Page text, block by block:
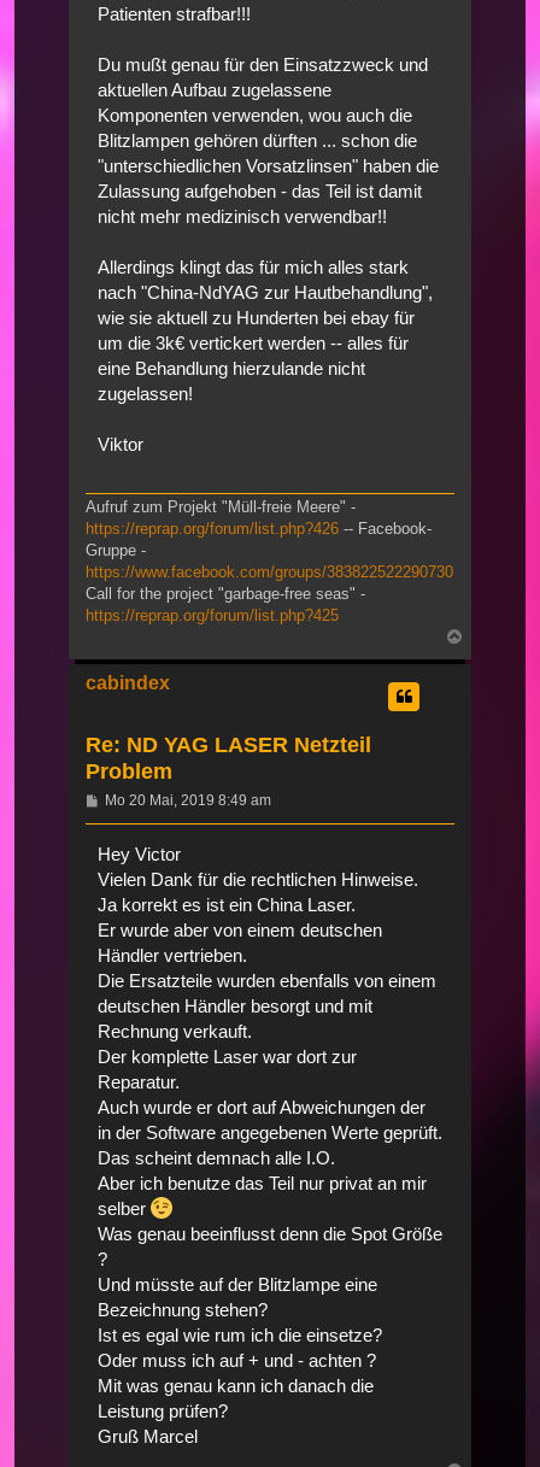
Patienten strafbar!!!
Du mußt genau für den Einsatzzweck und
aktuellen Aufbau zugelassene
Komponenten verwenden, wou auch die
Blitzlampen gehören dürften ... schon die
"unterschiedlichen Vorsatzlinsen" haben die
Zulassung aufgehoben - das Teil ist damit
nicht mehr medizinisch verwendbar!!
Allerdings klingt das für mich alles stark
nach "China-NdYAG zur Hautbehandlung",
wie sie aktuell zu Hunderten bei ebay für
um die 3k€ vertickert werden -- alles für
eine Behandlung hierzulande nicht
zugelassen!
Viktor
Aufruf zum Projekt "Müll-freie Meere" -
https://reprap.org/forum/list.php?426 -- Facebook-
Gruppe -
https://www.facebook.com/groups/383822522290730
Call for the project "garbage-free seas" -
https://reprap.org/forum/list.php?425
oben
cabindex
Re: ND YAG LASER Netzteil
Problem
Beitrag
Mo 20 Mai, 2019 8:49 am
Hey Victor
Vielen Dank für die rechtlichen Hinweise.
Ja korrekt es ist ein China Laser.
Er wurde aber von einem deutschen
Händler vertrieben.
Die Ersatzteile wurden ebenfalls von einem
deutschen Händler besorgt und mit
Rechnung verkauft.
Der komplette Laser war dort zur
Reparatur.
Auch wurde er dort auf Abweichungen der
in der Software angegebenen Werte geprüft.
Das scheint demnach alle I.O.
Aber ich benutze das Teil nur privat an mir
selber
Was genau beeinflusst denn die Spot Größe
?
Und müsste auf der Blitzlampe eine
Bezeichnung stehen?
Ist es egal wie rum ich die einsetze?
Oder muss ich auf + und - achten ?
Mit was genau kann ich danach die
Leistung prüfen?
Gruß Marcel